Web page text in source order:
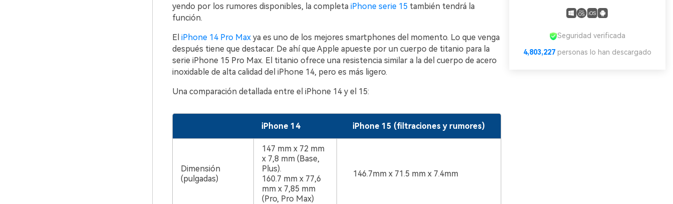
yendo por los rumores disponibles, la completa iPhone serie 15 también tendrá la
función.
El iPhone 14 Pro Maxya es uno de los mejores smartphones del momento. Lo que venga
después tiene que destacar. De ahí que Apple apueste por un cuerpo de titanio para la
serie iPhone 15 Pro Max. El titanio ofrece una resistencia similar a la del cuerpo de acero
inoxidable de alta calidad del iPhone 14, pero es más ligero.
Una comparación detallada entre el iPhone 14 y el 15:
iPhone 14 iPhone 15 (filtraciones y rumores)
Dimensión
(pulgadas)
147 mm x 72 mm
x 7,8 mm (Base,
Plus).
160.7 mm x 77,6
mm x 7,85 mm
(Pro, Pro Max)
146.7mm x 71.5 mm x 7.4mm
Seguridad verificada
4,803,227personas lo han descargado